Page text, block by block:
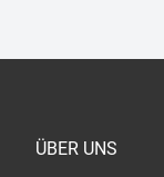
ÜBER UNS